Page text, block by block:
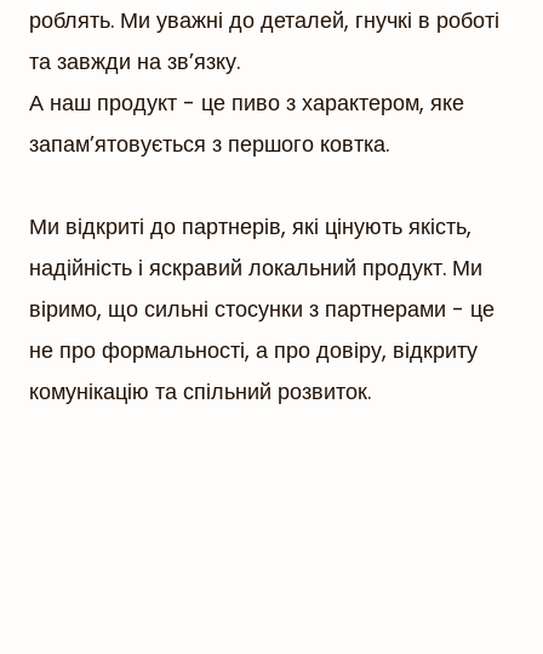
роблять. Ми уважні до деталей, гнучкі в роботі
та завжди на зв’язку.
А наш продукт - це пиво з характером, яке
запам’ятовується з першого ковтка.
Ми відкриті до партнерів, які цінують якість,
надійність і яскравий локальний продукт. Ми
віримо, що сильні стосунки з партнерами - це
не про формальності, а про довіру, відкриту
комунікацію та спільний розвиток.